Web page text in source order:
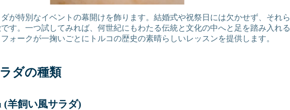
ダが特別なイベントの幕開けを飾ります。結婚式や祝祭日には欠かせず、それら
す。一つ試してみれば、何世紀にもわたる伝統と文化の中へと足を踏み入れる
ォークが一掬いごとにトルコの歴史の素晴らしいレッスンを提供します。
ダの種類
(羊飼い風サラダ)